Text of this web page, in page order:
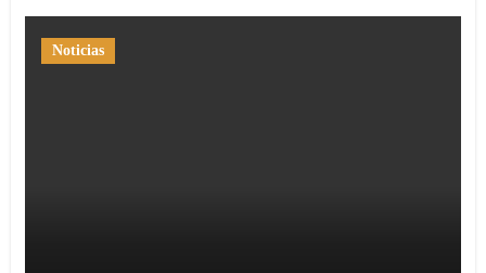
Noticias